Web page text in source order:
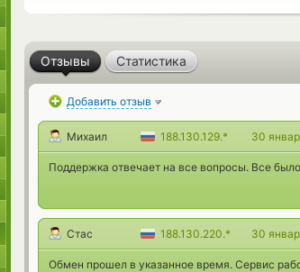
Отзывы Статистика
Добавить отзыв
Михаил 188.130.129.* 30
Поддержка отвечает на все вопросы. Все
Стас 188.130.220.* 30
Обмен прошел в указанное время. Сервис